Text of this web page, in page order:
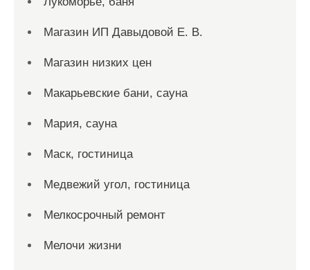
Магазин ИП Давыдовой Е. В.
Магазин низких цен
Макарьевские бани, сауна
Мария, сауна
Маск, гостиница
Медвежий угол, гостиница
Мелкосрочный ремонт
Мелочи жизни